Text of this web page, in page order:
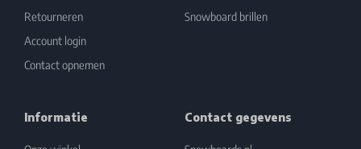
Retourneren
Account login
Contact opnemen
Snowboard brillen
Informatie Contact gegevens